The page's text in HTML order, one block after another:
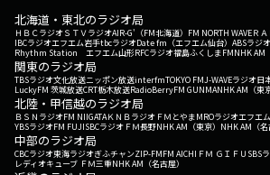
北海道・東北のラジオ局
ＨＢＣラジオＳＴＶラジオAIR-G'（FM北海道） FM NORTH WAVEＲ
IBCラジオエフエム岩手tbcラジオDate fm（エフエム仙台） ABSラジオ
Rhythm Station エフエム山形RFCラジオ福島ふくしまFMNHK AM
関東のラジオ局
TBSラジオ文化放送ニッポン放送interfmTOKYO FMJ-WAVEラジオ日
LuckyFM 茨城放送CRT栃木放送RadioBerryFM GUNMANHK AM（東京
北陸・甲信越のラジオ局
ＢＳＮラジオFM NIIGATAＫＮＢラジオ ＦＭとやまMROラジオエフエ
YBSラジオFM FUJISBCラジオ ＦＭ長野NHK AM（東京） NHK AM（名
中部のラジオ局
CBCラジオ東海ラジオぎふチャンZIP-FMFM AICHI ＦＭ ＧＩＦＵ SBS
レディオキューブ ＦＭ三重NHK AM（名古屋）